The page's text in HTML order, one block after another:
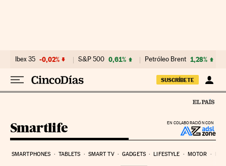
Ibex 35 -0,02% S&P 500 0,61% Petróleo Brent 1,28%
SUSCRÍBETE
EN COLABORACIÓN CON
Smartlife
SMARTPHONES TABLETS SMART TV GADGETS LIFESTYLE MOTOR